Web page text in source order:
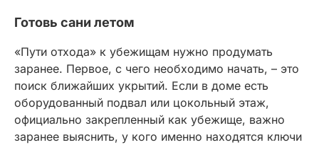
Готовь сани летом
«Пути отхода» к убежищам нужно продумать
заранее. Первое, с чего необходимо начать, – это
поиск ближайших укрытий. Если в доме есть
оборудованный подвал или цокольный этаж,
официально закрепленный как убежище, важно
заранее выяснить, у кого именно находятся ключи